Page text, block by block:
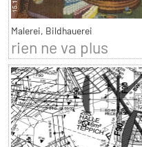
Malerei, Bildhauerei
rien ne va plus